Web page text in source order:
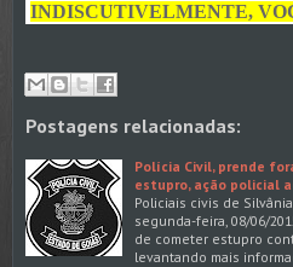
INDISCUTIVELMENTE,
Postagens relacionadas:
Polícia Civil, prende
estupro, ação policial
Policiais civis de
segunda-feira, 08/06/
de cometer estupro
levantando mais